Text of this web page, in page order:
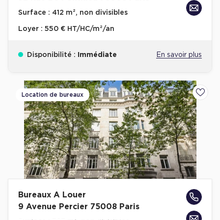
Achat de Bureaux à Rennes
Collections de Bureaux
Immeuble de bureaux avec services
Location bureaux Bellecour - Cordeliers (Lyon)
Haussmanniens
Location d'Entrepôts / Activités
Location d'Entrepôts / Activités à Aix-en-Provence
Surface : 412 m², non divisibles
Loyer : 550 € HT/HC/m²/an
Disponibilité : Immédiate En savoir plus
Location de bureaux
Bureaux A Louer
9 Avenue Percier 75008 Paris